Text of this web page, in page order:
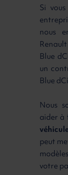
Si
nous
Blue
un
Blue
Nous
aider
peut
votre